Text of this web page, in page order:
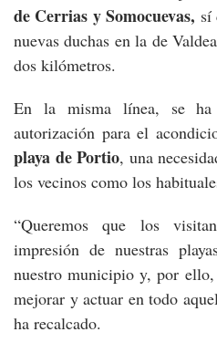
de Cerrias y Somocuevas, sí
nuevas duchas en la de
dos kilómetros.
En la misma línea, se
autorización para el
playa de Portio, una
los vecinos como los
“Queremos que los
impresión de nuestras
nuestro municipio y, por ello,
mejorar y actuar en todo
ha recalcado.